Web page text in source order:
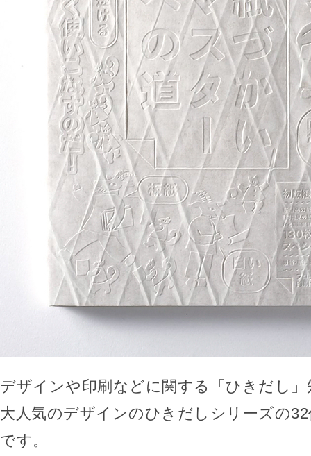
デザインや印刷などに関する「ひきだし
大人気のデザインのひきだしシリーズの
です。